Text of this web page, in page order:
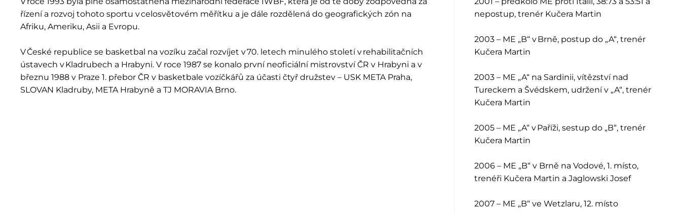
řízení a rozvoj tohoto sportu v celosvětovém měřítku a je dále rozdělená do geografických zón na
Afriku, Ameriku, Asii a Evropu.
V České republice se basketbal na vozíku začal rozvíjet v 70. letech minulého století v rehabilitačních
ústavech v Kladrubech a Hrabyni. V roce 1987 se konalo první neoficiální mistrovství ČR v Hrabyni a v
březnu 1988 v Praze 1. přebor ČR v basketbale vozíčkářů za účasti čtyř družstev – USK META Praha,
SLOVAN Kladruby, META Hrabyně a TJ MORAVIA Brno.
nepostup, trenér Kučera Martin
2003 – ME „B“ v Brně, postup do „A“, trenér
Kučera Martin
2003 – ME „A“ na Sardinii, vítězství nad
Tureckem a Švédskem, udržení v „A“, trenér
Kučera Martin
2005 – ME „A“ v Paříži, sestup do „B“, trenér
Kučera Martin
2006 – ME „B“ v Brně na Vodové, 1. místo,
trenéři Kučera Martin a Jaglowski Josef
2007 – ME „B“ ve Wetzlaru, 12. místo